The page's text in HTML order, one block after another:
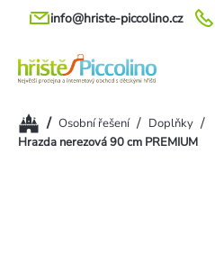
Přejít
info@hriste-piccolino.cz
Domů/ Osobní řešení / Doplňky /
Hrazda nerezová 90 cm PREMIUM